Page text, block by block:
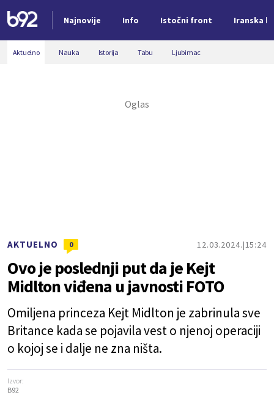
Najnovije Info Istočni front Iranska
Nova vest
Aktuelno Nauka Istorija Tabu Ljubimac
AKTUELNO 0 12.03.2024. 15:24
Ovo je poslednji put da je Kejt
Midlton viđena u javnosti FOTO
Omiljena princeza Kejt Midlton je zabrinula sve
Britance kada se pojavila vest o njenoj operaciji
o kojoj se i dalje ne zna ništa.
Izvor:
B92